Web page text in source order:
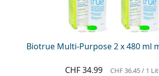
Biotrue Multi-Purpose 2 x 480 ml
CHF 34.99 CHF 36.45/ 1